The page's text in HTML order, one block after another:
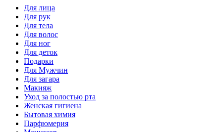
Для лица
Для рук
Для тела
Для волос
Для ног
Для деток
Подарки
Для Мужчин
Для загара
Макияж
Уход за полостью рта
Женская гигиена
Бытовая химия
Парфюмерия